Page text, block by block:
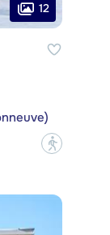
12
?